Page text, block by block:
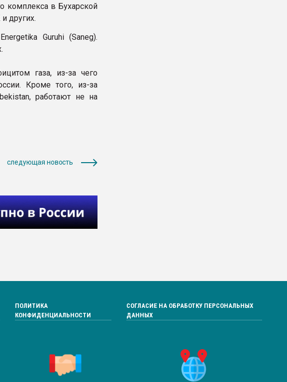
комплекса в Бухарской
других.
Guruhi (Saneg).
газа, из-за чего
Кроме того, из-за
работают не на
следующая новость
ПОЛИТИКА
КОНФИДЕНЦИАЛЬНОСТИ
СОГЛАСИЕ НА ОБРАБОТКУ ПЕРСОНАЛЬНЫХ
ДАННЫХ